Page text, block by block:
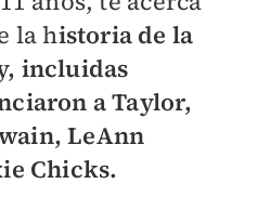
la historia de la
incluidas
a Taylor,
LeAnn
Chicks.